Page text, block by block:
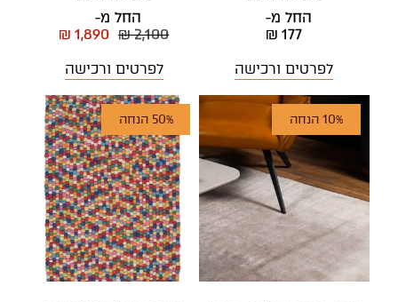
החל מ-
₪ 177
לפרטים ורכישה
החל מ-
₪ 2,100
₪ 1,890
לפרטים ורכישה
10% הנחה 50% הנחה